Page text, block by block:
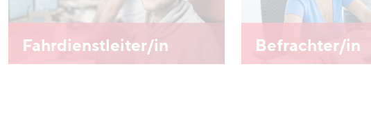
Fahrdienstleiter/in Befrachter/in